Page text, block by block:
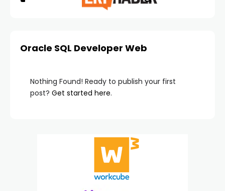
Oracle SQL Developer Web
Nothing Found! Ready to publish your first
post? Get started here.